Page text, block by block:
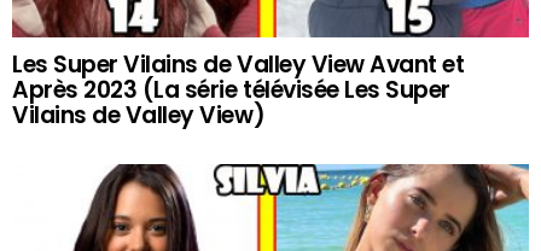
Les Super Vilains de Valley View Avant et
Après 2023 (La série télévisée Les Super
Vilains de Valley View)